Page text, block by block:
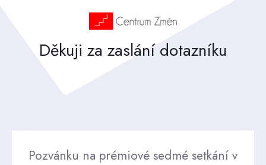
Děkuji za zaslání dotazníku
Pozvánku na prémiové sedmé setkání v